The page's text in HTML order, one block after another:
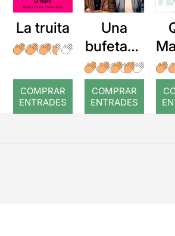
La truita
COMPRAR
ENTRADES
Una
bufetada
a temps
COMPRAR
ENTRADES
r: